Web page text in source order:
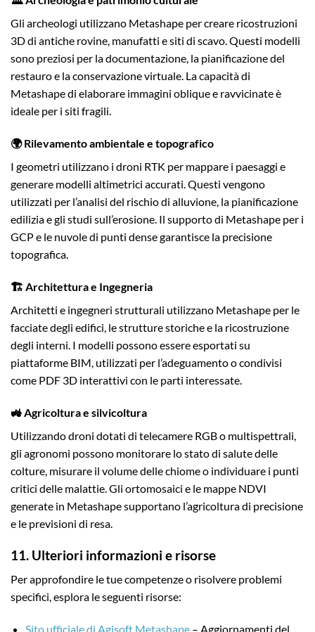
Gli archeologi utilizzano Metashape per creare ricostruzioni
3D di antiche rovine, manufatti e siti di scavo. Questi modelli
sono preziosi per la documentazione, la pianificazione del
restauro e la conservazione virtuale. La capacità di
Metashape di elaborare immagini oblique e ravvicinate è
ideale per i siti fragili.
🌍 Rilevamento ambientale e topografico
I geometri utilizzano i droni RTK per mappare i paesaggi e
generare modelli altimetrici accurati. Questi vengono
utilizzati per l’analisi del rischio di alluvione, la pianificazione
edilizia e gli studi sull’erosione. Il supporto di Metashape per i
GCP e le nuvole di punti dense garantisce la precisione
topografica.
🏗️ Architettura e Ingegneria
Architetti e ingegneri strutturali utilizzano Metashape per le
facciate degli edifici, le strutture storiche e la ricostruzione
degli interni. I modelli possono essere esportati su
piattaforme BIM, utilizzati per l’adeguamento o condivisi
come PDF 3D interattivi con le parti interessate.
🚜 Agricoltura e silvicoltura
Utilizzando droni dotati di telecamere RGB o multispettrali,
gli agronomi possono monitorare lo stato di salute delle
colture, misurare il volume delle chiome o individuare i punti
critici delle malattie. Gli ortomosaici e le mappe NDVI
generate in Metashape supportano l’agricoltura di precisione
e le previsioni di resa.
11. Ulteriori informazioni e risorse
Per approfondire le tue competenze o risolvere problemi
specifici, esplora le seguenti risorse:
Sito ufficiale di Agisoft Metashape– Aggiornamenti del